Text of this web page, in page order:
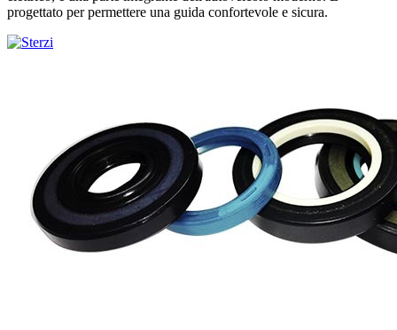
progettato per permettere una guida confortevole e sicura.